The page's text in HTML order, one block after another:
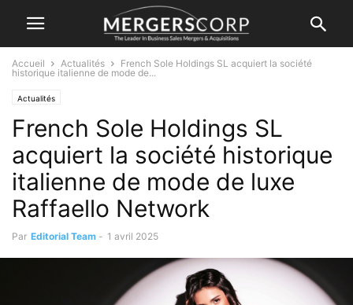
Accueil Actualités
French Sole Holdings SL acquiert la société
historique italienne de mode de...
Actualités
French Sole Holdings SL
acquiert la société historique
italienne de mode de luxe
Raffaello Network
Par Editorial Team - 1 avril 2025